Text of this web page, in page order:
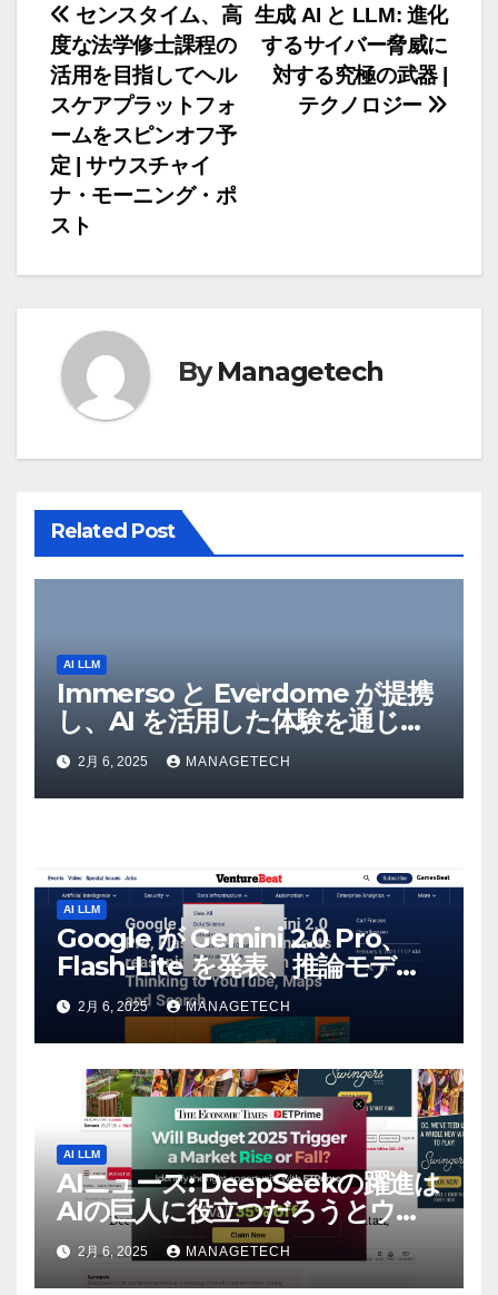
投
稿
ナ
ビ
ゲ
ョ
ン
生成 AI と LLM: 進化
するサイバー脅威に
対する究極の武器 |
テクノロジー
センスタイム、高
度な法学修士課程の
活用を目指してヘル
スケアプラットフォ
ームをスピンオフ予
定 | サウスチャイ
ナ・モーニング・ポ
スト
ByManagetech
Related Post
AI LLM
Immerso と Everdome が提携
し、AI を活用した体験を通じて
メタバースのイノベーションを
推進 – Intelligent CIO APAC
2月 6, 2025 MANAGETECH
AI LLM
Google が Gemini 2.0 Pro、
Flash-Lite を発表、推論モデル
Flash Thinking を YouTube、
マップ、検索に接続 |
VentureBeat
2月 6, 2025 MANAGETECH
AI LLM
AIニュース: DeepSeekの躍進は
AIの巨人に役立つだろうとウォ
ール街のアナリストが語る –
The Economic Times
2月 6, 2025 MANAGETECH